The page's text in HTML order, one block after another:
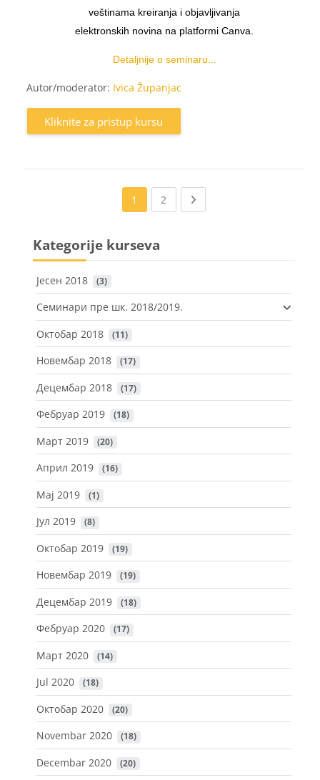
veštinama kreiranja i objavljivanja
elektronskih novina na platformi Canva.
Detaljnije o seminaru...
Autor/moderator: Ivica Županjac
Kliknite za pristup kursu
1 2 (current)Next page
Kategorije kurseva
Јесен 2018 (3)
Семинари пре шк. 2018/2019.
Октобар 2018
(11)
Новембар 2018 (17)
Децембар 2018 (17)
Фебруар 2019 (18)
Март 2019 (20)
Април 2019 (16)
Мај 2019 (1)
Јул 2019 (8)
Октобар 2019 (19)
Новембар 2019 (19)
Децембар 2019 (18)
Фебруар 2020 (17)
Март 2020 (14)
Jul 2020 (18)
Октобар 2020 (20)
Novembar 2020 (18)
Decembar 2020 (20)